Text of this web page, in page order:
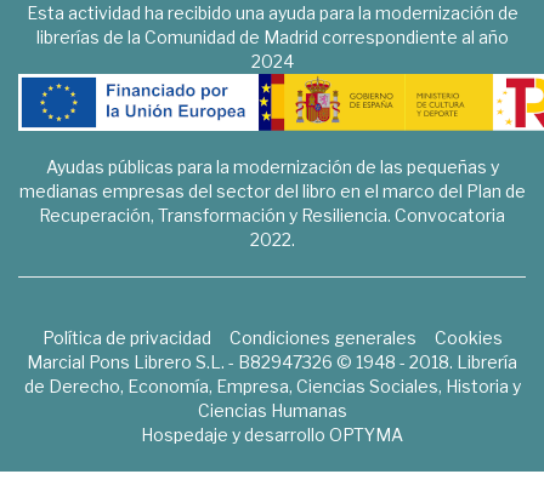
Esta actividad ha recibido una ayuda para la modernización de
librerías de la Comunidad de Madrid correspondiente al año
2024
Ayudas públicas para la modernización de las pequeñas y
medianas empresas del sector del libro en el marco del Plan de
Recuperación, Transformación y Resiliencia. Convocatoria
2022.
Política de privacidad Condiciones generales
Cookies
Marcial Pons Librero S.L. - B82947326 © 1948 - 2018. Librería
de Derecho, Economía, Empresa, Ciencias Sociales, Historia y
Ciencias Humanas
Hospedaje y desarrollo OPTYMA